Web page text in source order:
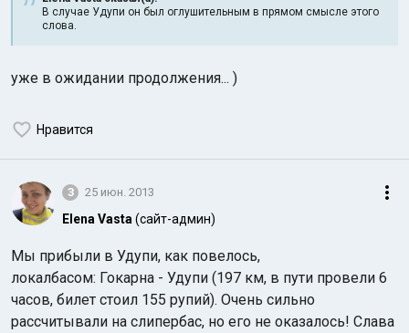
В случае Удупи он был оглушительным в прямом смысле этого
слова.
уже в ожидании продолжения... )
Нравится
3 25 июн. 2013
Elena Vasta (сайт-админ)
Мы прибыли в Удупи, как повелось,
локалбасом: Гокарна - Удупи (197 км, в пути провели 6
часов, билет стоил 155 рупий). Очень сильно
рассчитывали на слипербас, но его не оказалось! Слава